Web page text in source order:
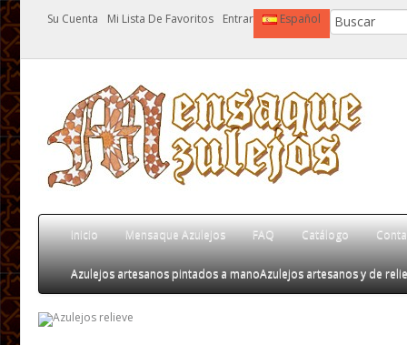
Su Cuenta Mi Lista De Favoritos Entrar Español
Inicio Mensaque Azulejos FAQ Catálogo
Azulejos artesanos pintados a manoAzulejos artesanos y de